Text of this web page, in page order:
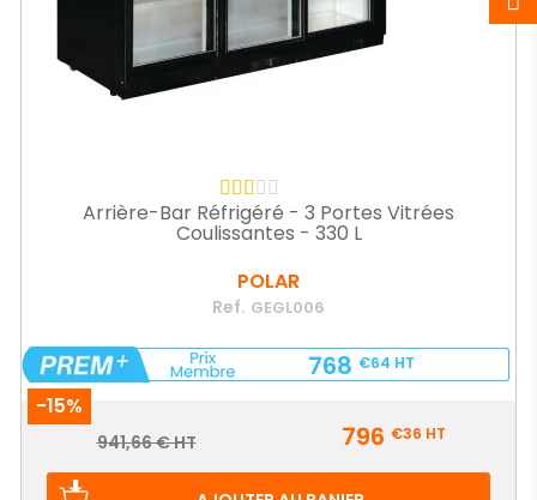
Arrière-Bar Réfrigéré - 3 Portes Vitrées
Coulissantes - 330 L
POLAR
Ref. GEGL006
768 €64 HT
-15%
Prix
Prix
941,66 € HT 796 €36 HT